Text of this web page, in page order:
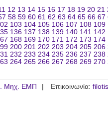
12 13 14 15 16 17 18 19 20 21
58 59 60 61 62 63 64 65 66 67
103 104 105 106 107 108 109
136 137 138 139 140 141 142
168 169 170 171 172 173 174
200 201 202 203 204 205 206
232 233 234 235 236 237 238
264 265 266 267 268 269 270
Μηχ. ΕΜΠ Επικοινωνία: